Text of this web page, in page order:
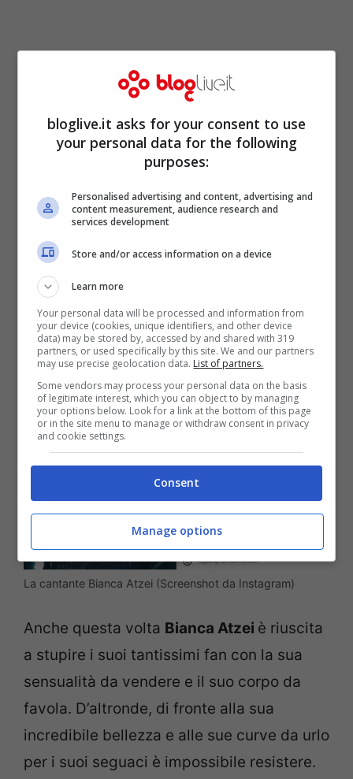
Bianca Atzei sensuale e
meravigliosa sul palco, il
particolare hot fa
impazzire i fan
La cantante Bianca Atzei (Screenshot da Instagram)
Anche questa volta Bianca Atzei è riuscita
a stupire i suoi tantissimi fan con la sua
sensualità da vendere e il suo corpo da
favola. D’altronde, di fronte alla sua
incredibile bellezza e alle sue curve da urlo
per i suoi seguaci è impossibile resistere.
bloglive.it asks for your consent to use
your personal data for the following
purposes:
Personalised advertising and content, advertising and
content measurement, audience research and
services development
Store and/or access information on a device
Learn more
Your personal data will be processed and information from
your device (cookies, unique identifiers, and other device
data) may be stored by, accessed by and shared with 319
partners, or used specifically by this site. We and our partners
may use precise geolocation data. List of partners.
Some vendors may process your personal data on the basis
of legitimate interest, which you can object to by managing
your options below. Look for a link at the bottom of this page
or in the site menu to manage or withdraw consent in privacy
and cookie settings.
Consent
Manage options